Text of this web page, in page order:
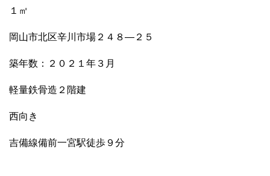
１㎡
岡山市北区辛川市場２４８―２５
築年数：２０２１年３月
軽量鉄骨造２階建
西向き
吉備線備前一宮駅徒歩９分